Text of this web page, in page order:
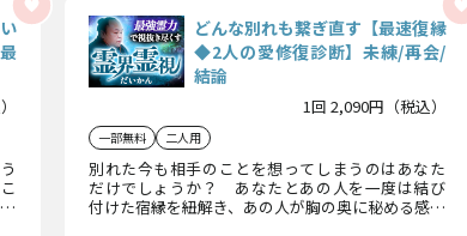
どんな別れも繋ぎ直す【最速復縁
◆2人の愛修復診断】未練/再会/
結論
1回 2,090円（税込）
一部無料 二人用
別れた今も相手のことを想ってしまうのはあなた
だけでしょうか？ あなたとあの人を一度は結び
付けた宿縁を紐解き、あの人が胸の奥に秘める感情